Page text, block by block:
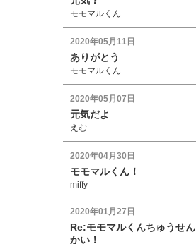
モモマルくん
2020年05月11日
ありがとう
モモマルくん
2020年05月07日
元気だよ
えむ
2020年04月30日
モモマルくん！
miffy
2020年01月27日
Re:モモマルくんちゅうせん
かい！